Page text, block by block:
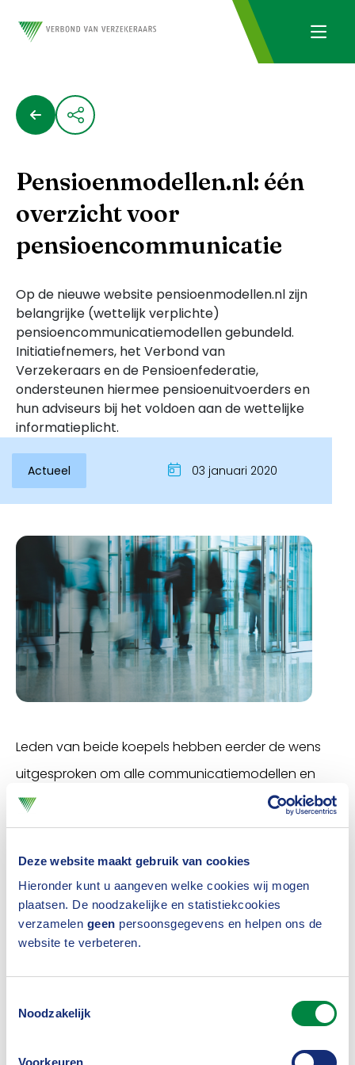
Deze website maakt gebruik van cookies
Hieronder kunt u aangeven welke cookies wij mogen
plaatsen. De noodzakelijke en statistiekcookies
verzamelen geen persoonsgegevens en helpen ons de
website te verbeteren.
Noodzakelijk
Voorkeuren
Inloggen
Pensioenmodellen.nl: één
overzicht voor
pensioencommunicatie
Op de nieuwe website pensioenmodellen.nl zijn
belangrijke (wettelijk verplichte)
pensioencommunicatiemodellen gebundeld.
Initiatiefnemers, het Verbond van
Verzekeraars en de Pensioenfederatie,
ondersteunen hiermee pensioenuitvoerders en
hun adviseurs bij het voldoen aan de wettelijke
informatieplicht.
Actueel 03 januari 2020
Leden van beide koepels hebben eerder de wens
uitgesproken om alle communicatiemodellen en
documenten zoals handleidingen en iconen te
bundelen. Eerder waren de modellen op
verschillende websites te vinden zoals onder
andere uniformpensioenoverzicht.nl en
pensioen123.nl. Vanaf nu worden de websites voor
het UPO en Pensioen 1-2-3 doorverwezen naar
is de mogelijkheid om alerts in te stellen. Wanneer er